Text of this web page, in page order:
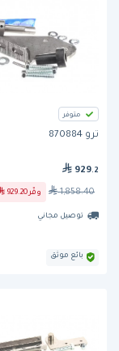
متوفر
ترو 870884
929.2
1,858.40 وفّر 929.20
توصيل مجاني
بائع موثق